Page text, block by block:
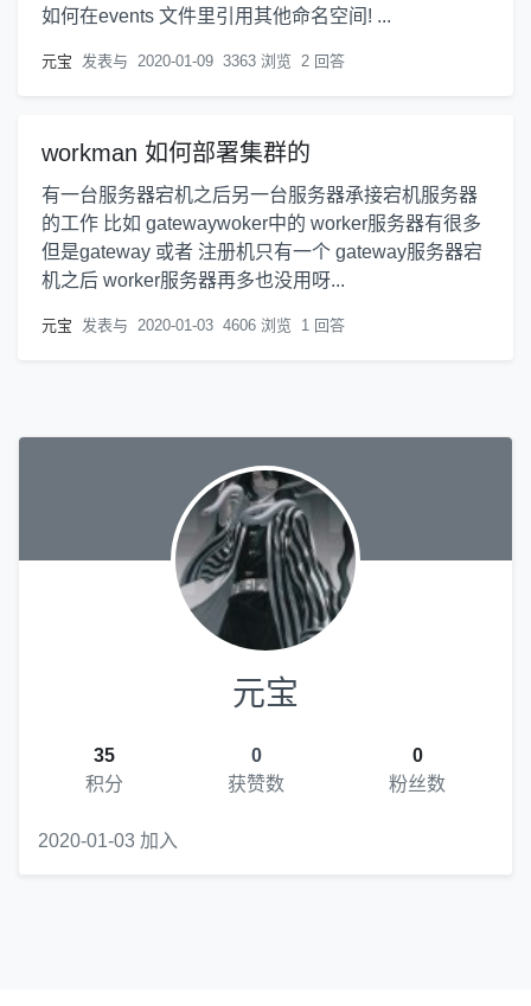
如何在events 文件里引用其他命名空间! ...
元宝 发表与 2020-01-09 3363 浏览 2 回答
workman 如何部署集群的
有一台服务器宕机之后另一台服务器承接宕机服务器
的工作 比如 gatewaywoker中的 worker服务器有很多
但是gateway 或者 注册机只有一个 gateway服务器宕
机之后 worker服务器再多也没用呀...
元宝 发表与 2020-01-03 4606 浏览 1 回答
元宝
35
积分
0
获赞数
0
粉丝数
2020-01-03 加入